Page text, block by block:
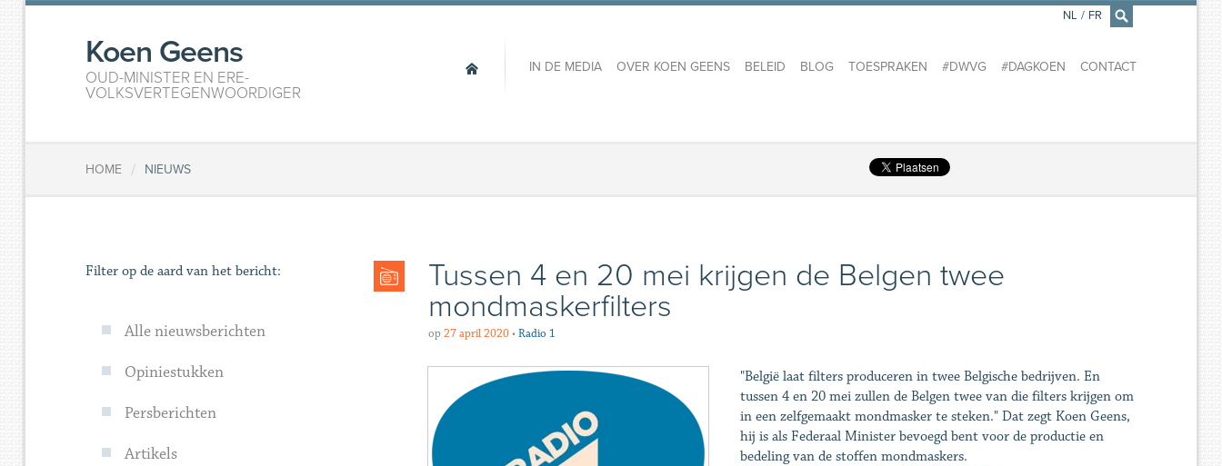
×
Koen Geens
OUD-MINISTER EN ERE-
VOLKSVERTEGENWOORDIGER
IN DE MEDIA OVER KOEN GEENS BELEID BLOG TOESPRAKEN #DWVG #DAGKOEN CONTACT
NL / FR
HOME / NIEUWS
Tussen 4 en 20 mei krijgen de Belgen twee
mondmaskerfilters
op 27 april 2020 • Radio 1
"België laat filters produceren in twee Belgische bedrijven. En
tussen 4 en 20 mei zullen de Belgen twee van die filters krijgen om
in een zelfgemaakt mondmasker te steken." Dat zegt Koen Geens,
hij is als Federaal Minister bevoegd bent voor de productie en
bedeling van de stoffen mondmaskers.
Filter op de aard van het bericht:
Alle nieuwsberichten
Opiniestukken
Persberichten
Artikels